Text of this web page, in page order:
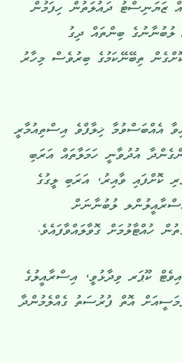
ޒަޔަނިސްޓު ދައުލަތުން ހިފަމުން
ބިންތައް ދިގު
ތިބޭނޭކަމުގެ ބިރުވެސް މިހާރު
އެއްބަސްވުމާ ޚިލާފްވެ އިސްތިއުމާރީ
އުދުވާނީ ހަމަލާތައް އަރަބި
ކޮށްފައި ވާއިރު، އަރަބި ލީގުގެ
ލުބުނާނަށް
ހުއްޓާލުމަށް ގޮވާލައްވާފައެވެ.
ކޫޕަރ ވިދާޅުވީ، އިސްރާއީލުގެ
އޮތް ފުރުސަތު ގެއްލެމުންދާ